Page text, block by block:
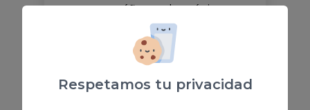
Respetamos tu privacidad
generar tráfico en las páginas
web con el fin de dar a conocer
los productos y servicios.
Confiar la redacción de este
tipo de contenido a nuestro
equipo es garantía de éxito. Son